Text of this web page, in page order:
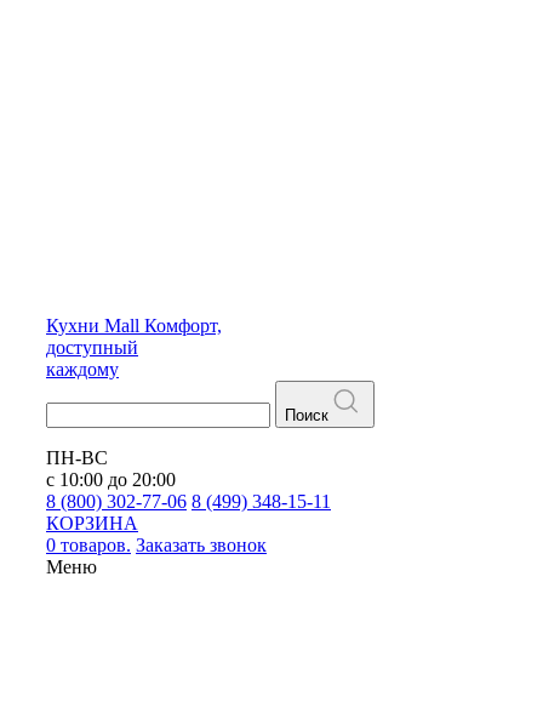
Кухни Mall Комфорт,
доступный
каждому
Поиск
ПН-ВС
с 10:00 до 20:00
8 (800) 302-77-06 8 (499) 348-15-11
КОРЗИНА
0 товаров. Заказать звонок
Меню